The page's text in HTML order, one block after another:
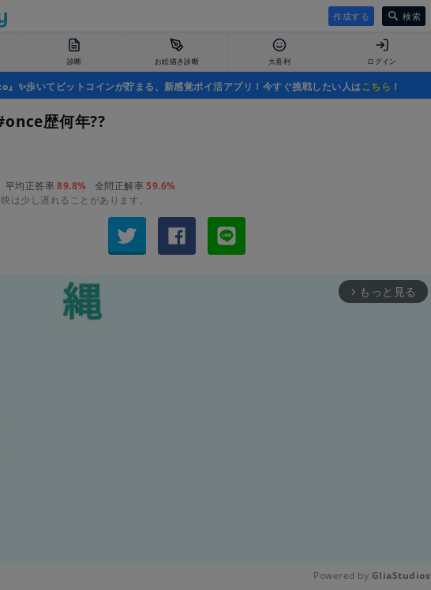
作成する 検索
診断 お絵描き診断 大喜利 ログイン
』✨歩いてビットコインが貯まる、新感覚ポイ活アプリ！今すぐ挑戦したい人はこちら ！
歴何年??
平均正答率89.8% 全問正解率59.6%
は少し遅れることがあります。
arrow_forward_ios もっと見る
Powered by GliaStudios